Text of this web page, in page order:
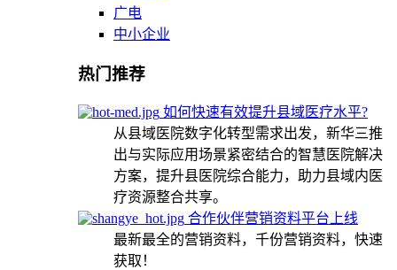
广电
中小企业
热门推荐
如何快速有效提升县域医疗水平?
从县域医院数字化转型需求出发，新华三推
出与实际应用场景紧密结合的智慧医院解决
方案，提升县医院综合能力，助力县域内医
疗资源整合共享。
合作伙伴营销资料平台上线
最新最全的营销资料，千份营销资料，快速
获取！